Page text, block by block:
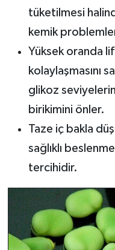
tüketilmesi
kemik
Yüksek oranda
kolaylaşmasını
glikoz
birikimini önler.
Taze iç bakla
sağlıklı
tercihidir.